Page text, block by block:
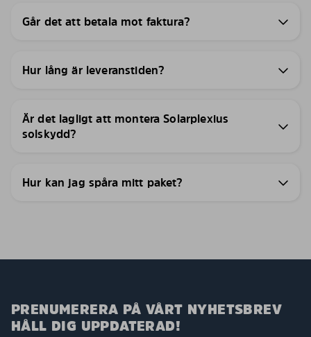
Går det att betala mot faktura?
Hur lång är leveranstiden?
Är det lagligt att montera Solarplexius
solskydd?
Hur kan jag spåra mitt paket?
PRENUMERERA PÅ VÅRT NYHETSBREV
HÅLL DIG UPPDATERAD!